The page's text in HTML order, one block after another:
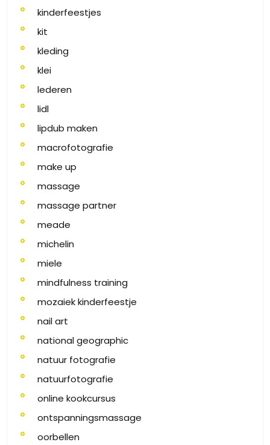
kinderfeestjes
kit
kleding
klei
lederen
lidl
lipdub maken
macrofotografie
make up
massage
massage partner
meade
michelin
miele
mindfulness training
mozaiek kinderfeestje
nail art
national geographic
natuur fotografie
natuurfotografie
online kookcursus
ontspanningsmassage
oorbellen